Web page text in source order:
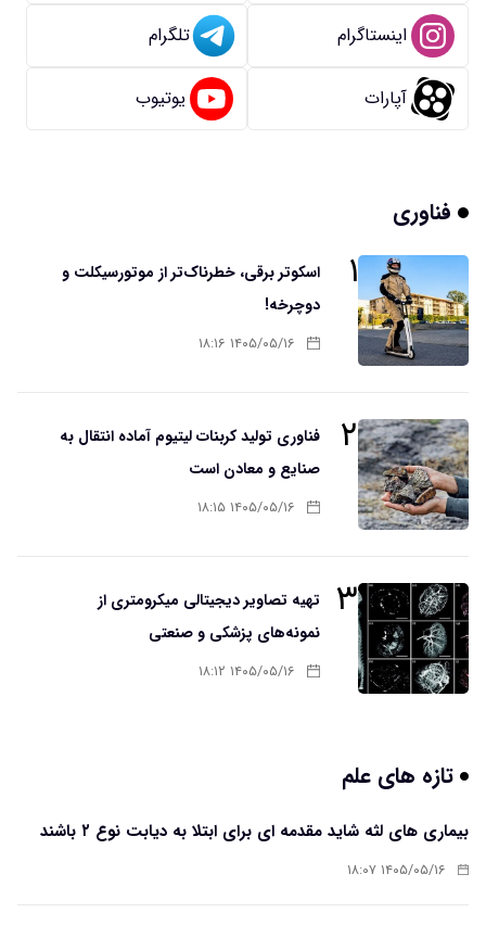
اینستاگرام تلگرام
آپارات یوتیوب
فناوری
۱
اسکوتر برقی، خطرناک‌تر از موتورسیکلت و
دوچرخه!
۱۴۰۵/۰۵/۱۶ ۱۸:۱۶
۲
فناوری تولید کربنات لیتیوم آماده انتقال به
صنایع و معادن است
۱۴۰۵/۰۵/۱۶ ۱۸:۱۵
۳
تهیه تصاویر دیجیتالی میکرومتری از
نمونه‌های پزشکی و صنعتی
۱۴۰۵/۰۵/۱۶ ۱۸:۱۲
تازه های علم
بیماری های لثه شاید مقدمه ای برای ابتلا به دیابت نوع ۲ باشند
۱۴۰۵/۰۵/۱۶ ۱۸:۰۷